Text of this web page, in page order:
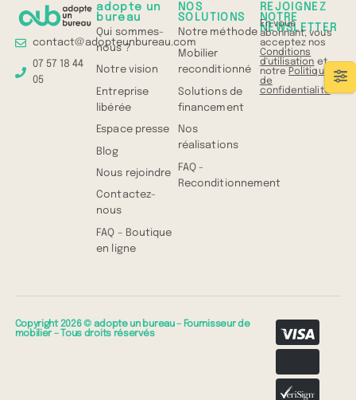
contact@adopteunbureau.com
07 57 18 44
05
adopte un
bureau
Qui sommes-
nous ?
Notre vision
Entreprise
libérée
Espace presse
Blog
Nous rejoindre
Contactez-
nous
FAQ – Boutique
en ligne
NOS
SOLUTIONS
Notre méthode
Mobilier
reconditionné
Solutions de
financement
Nos
réalisations
FAQ -
Reconditionnement
REJOIGNEZ
NOTRE
NEWSLETTER
En vous
abonnant, vous
acceptez nos
Conditions
d'utilisation et
notre Politique
de
confidentialité
Copyright 2026 © adopte un bureau – Fournisseur de
mobilier – Tous droits réservés